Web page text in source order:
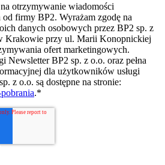
otrzymywanie wiadomości
firmy BP2. Wyrażam zgodę na
danych osobowych przez BP2 sp. z
Krakowie przy ul. Marii Konopnickiej
ofert marketingowych.
Newsletter BP2 sp. z o.o. oraz pełna
dla użytkowników usługi
z o.o. są dostępne na stronie:
.*